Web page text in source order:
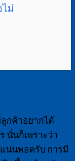
ม่
กค้าอยากได้
นั่นก็เพราะว่า
น่นพอครับ การมี